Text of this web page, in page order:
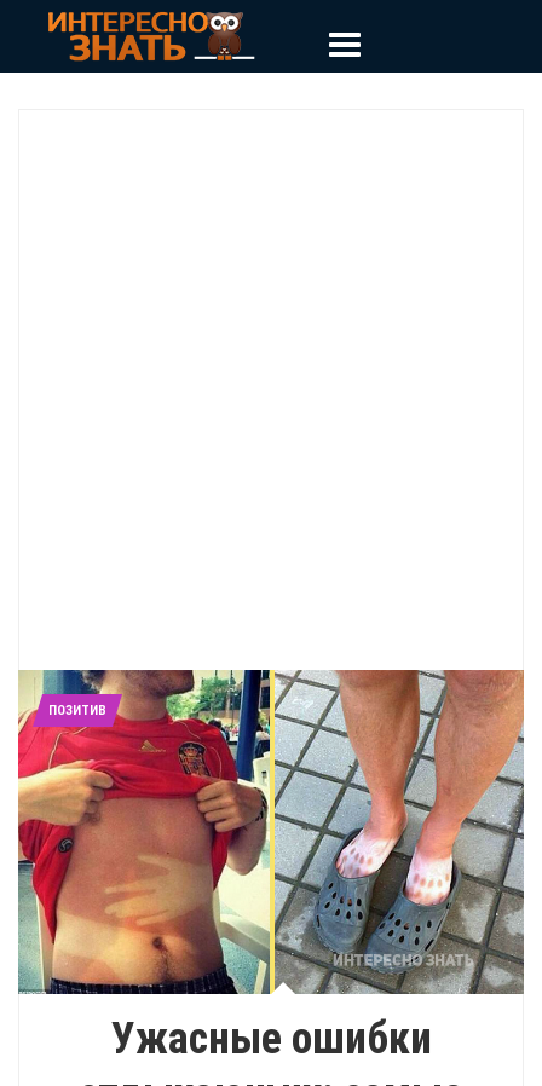
ПОЗИТИВ
Ужасные ошибки